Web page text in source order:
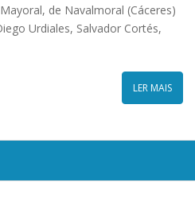
de Navalmoral (Cáceres)
Urdiales, Salvador Cortés,
LER MAIS